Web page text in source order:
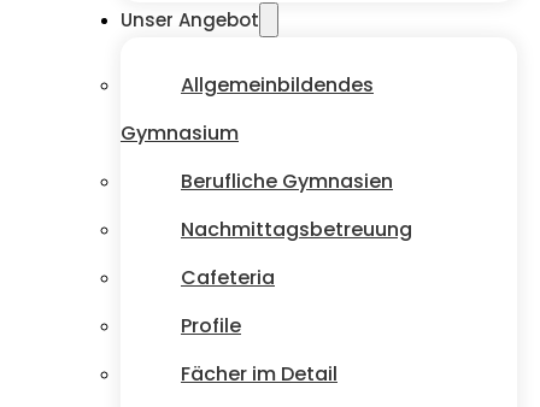
Unser Angebot
Allgemeinbildendes
Gymnasium
Berufliche Gymnasien
Nachmittagsbetreuung
Cafeteria
Profile
Fächer im Detail